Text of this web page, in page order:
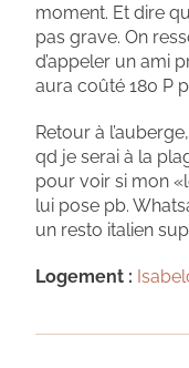
moment. Et dire
pas grave. On
d’appeler un ami
aura coûté 180 P
Retour à
qd je serai à la
pour voir si mon
lui pose pb.
un resto italien
Logement :